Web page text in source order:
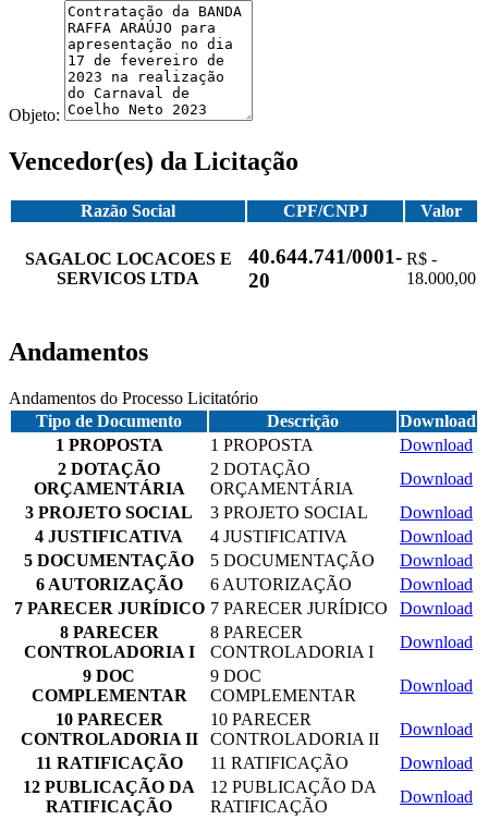
Objeto:
Vencedor(es) da Licitação
Razão Social CPF/CNPJ Valor
SAGALOC LOCACOES E
SERVICOS LTDA
40.644.741/0001-
20
R$ -
18.000,00
Andamentos
Andamentos do Processo Licitatório
Tipo de Documento
Descrição
Download
1 PROPOSTA
1 PROPOSTA
Download
2 DOTAÇÃO
ORÇAMENTÁRIA
2 DOTAÇÃO
ORÇAMENTÁRIA
Download
3 PROJETO SOCIAL
3 PROJETO SOCIAL
Download
4 JUSTIFICATIVA
4 JUSTIFICATIVA
Download
5 DOCUMENTAÇÃO
5 DOCUMENTAÇÃO
Download
6 AUTORIZAÇÃO
6 AUTORIZAÇÃO
Download
7 PARECER JURÍDICO 7 PARECER JURÍDICO
Download
8 PARECER
CONTROLADORIA I
8 PARECER
CONTROLADORIA I
Download
9 DOC
COMPLEMENTAR
9 DOC
COMPLEMENTAR
Download
10 PARECER
CONTROLADORIA II
10 PARECER
CONTROLADORIA II
Download
11 RATIFICAÇÃO
11 RATIFICAÇÃO
Download
12 PUBLICAÇÃO DA
RATIFICAÇÃO
12 PUBLICAÇÃO DA
RATIFICAÇÃO
Download